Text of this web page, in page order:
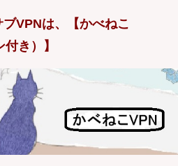
VPNは、【かべねこ
き）】